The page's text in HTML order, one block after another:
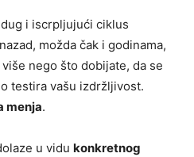
i iscrpljujući ciklus
možda čak i godinama,
nego što dobijate, da se
testira vašu izdržljivost.
menja.
u vidu konkretnog